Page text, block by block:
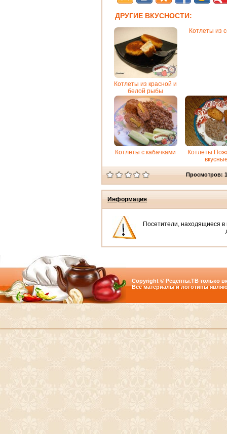
ДРУГИЕ ВКУСНОСТИ:
Котлеты из красной и
белой рыбы
Котлеты из
Котлеты с кабачками
Котлеты
Просмотров:
Информация
Посетители, находящиеся в
Copyright © Рецепты.ТВ только
Все материалы и логотипы